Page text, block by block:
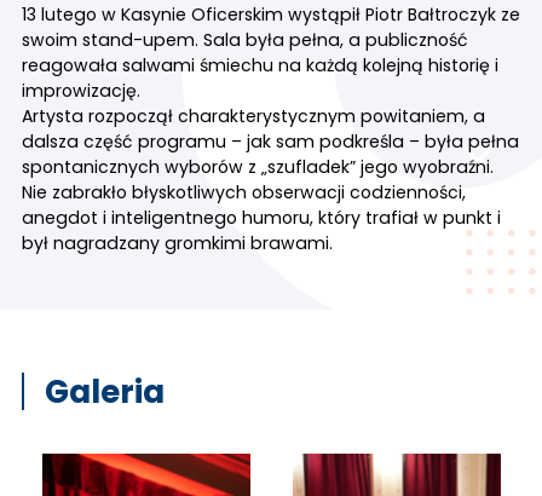
13 lutego w Kasynie Oficerskim wystąpił Piotr Bałtroczyk ze
swoim stand-upem. Sala była pełna, a publiczność
reagowała salwami śmiechu na każdą kolejną historię i
improwizację.
Artysta rozpoczął charakterystycznym powitaniem, a
dalsza część programu – jak sam podkreśla – była pełna
spontanicznych wyborów z „szufladek” jego wyobraźni.
Nie zabrakło błyskotliwych obserwacji codzienności,
anegdot i inteligentnego humoru, który trafiał w punkt i
był nagradzany gromkimi brawami.
Galeria